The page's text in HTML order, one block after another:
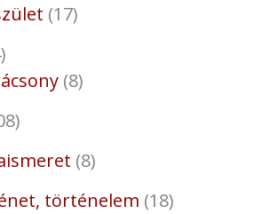
17
8
8
történelem 18